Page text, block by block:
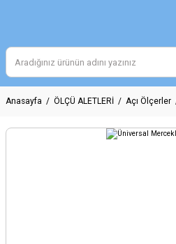
Anasayfa ÖLÇÜ ALETLERİ Açı Ölçerler